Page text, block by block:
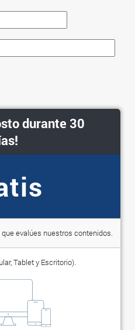
durante 30
evalúes nuestros contenidos.
Tablet y Escritorio).